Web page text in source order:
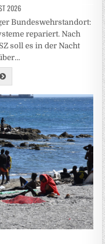
2026
Bundeswehrstandort:
repariert. Nach
soll es in der Nacht